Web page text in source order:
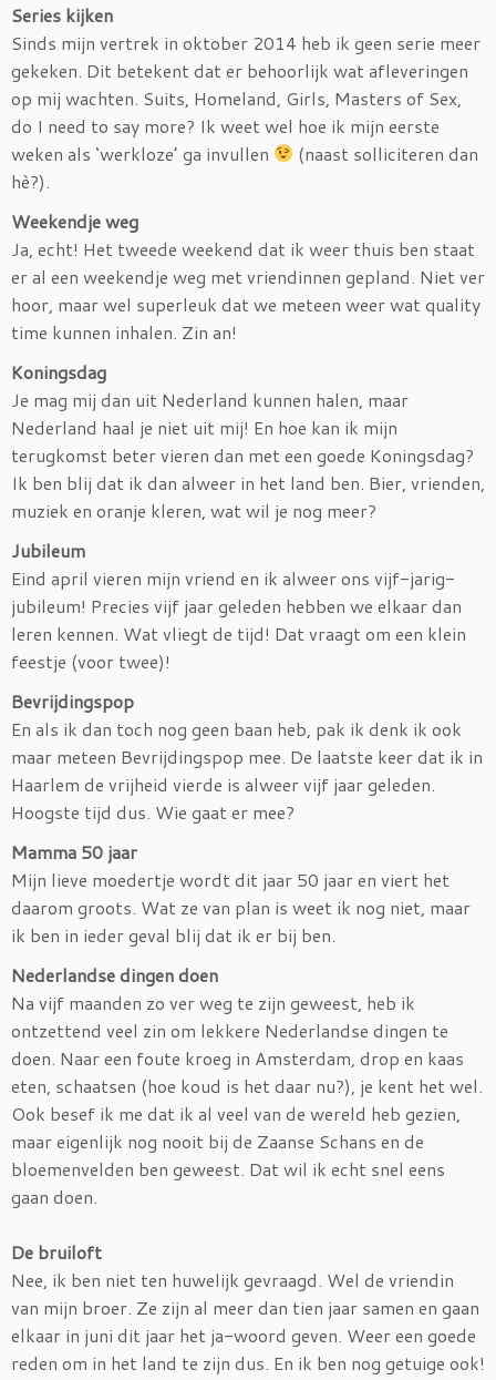
Series kijken
Sinds mijn vertrek in oktober 2014 heb ik geen serie meer
gekeken. Dit betekent dat er behoorlijk wat afleveringen
op mij wachten. Suits, Homeland, Girls, Masters of Sex,
do I need to say more? Ik weet wel hoe ik mijn eerste
weken als ‘werkloze’ ga invullen
(naast solliciteren dan
hè?).
Weekendje weg
Ja, echt! Het tweede weekend dat ik weer thuis ben staat
er al een weekendje weg met vriendinnen gepland. Niet ver
hoor, maar wel superleuk dat we meteen weer wat quality
time kunnen inhalen. Zin an!
Koningsdag
Je mag mij dan uit Nederland kunnen halen, maar
Nederland haal je niet uit mij! En hoe kan ik mijn
terugkomst beter vieren dan met een goede Koningsdag?
Ik ben blij dat ik dan alweer in het land ben. Bier, vrienden,
muziek en oranje kleren, wat wil je nog meer?
Jubileum
Eind april vieren mijn vriend en ik alweer ons vijf-jarig-
jubileum! Precies vijf jaar geleden hebben we elkaar dan
leren kennen. Wat vliegt de tijd! Dat vraagt om een klein
feestje (voor twee)!
Bevrijdingspop
En als ik dan toch nog geen baan heb, pak ik denk ik ook
maar meteen Bevrijdingspop mee. De laatste keer dat ik in
Haarlem de vrijheid vierde is alweer vijf jaar geleden.
Hoogste tijd dus. Wie gaat er mee?
Mamma 50 jaar
Mijn lieve moedertje wordt dit jaar 50 jaar en viert het
daarom groots. Wat ze van plan is weet ik nog niet, maar
ik ben in ieder geval blij dat ik er bij ben.
Nederlandse dingen doen
Na vijf maanden zo ver weg te zijn geweest, heb ik
ontzettend veel zin om lekkere Nederlandse dingen te
doen. Naar een foute kroeg in Amsterdam, drop en kaas
eten, schaatsen (hoe koud is het daar nu?), je kent het wel.
Ook besef ik me dat ik al veel van de wereld heb gezien,
maar eigenlijk nog nooit bij de Zaanse Schans en de
bloemenvelden ben geweest. Dat wil ik echt snel eens
gaan doen.
De bruiloft
Nee, ik ben niet ten huwelijk gevraagd. Wel de vriendin
van mijn broer. Ze zijn al meer dan tien jaar samen en gaan
elkaar in juni dit jaar het ja-woord geven. Weer een goede
reden om in het land te zijn dus. En ik ben nog getuige ook!